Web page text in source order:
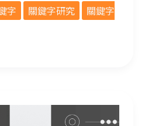
字 關鍵字研究
關鍵字